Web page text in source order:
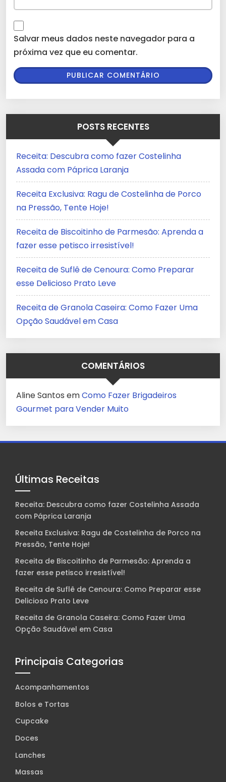
Salvar meus dados neste navegador para a
próxima vez que eu comentar.
POSTS RECENTES
Receita: Descubra como fazer Costelinha
Assada com Páprica Laranja
Receita Exclusiva: Ragu de Costelinha de Porco
na Pressão, Tente Hoje!
Receita de Biscoitinho de Parmesão: Aprenda a
fazer esse petisco irresistível!
Receita de Suflê de Cenoura: Como Preparar
esse Delicioso Prato Leve
Receita de Granola Caseira: Como Fazer Uma
Opção Saudável em Casa
COMENTÁRIOS
Aline Santos emComo Fazer Brigadeiros
Gourmet para Vender Muito
Últimas Receitas
Receita: Descubra como fazer Costelinha Assada
com Páprica Laranja
Receita Exclusiva: Ragu de Costelinha de Porco na
Pressão, Tente Hoje!
Receita de Biscoitinho de Parmesão: Aprenda a
fazer esse petisco irresistível!
Receita de Suflê de Cenoura: Como Preparar esse
Delicioso Prato Leve
Receita de Granola Caseira: Como Fazer Uma
Opção Saudável em Casa
Principais Categorias
Acompanhamentos
Bolos e Tortas
Cupcake
Doces
Lanches
Massas